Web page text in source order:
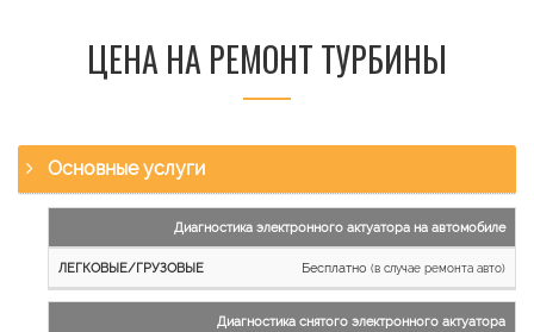
ЦЕНА НА РЕМОНТ ТУРБИНЫ
Основные услуги
работы
Легковые
и
Диагностика электронного актуатора на автомобиле
Бесплатно (в случае ремонта авто)
Диагностика снятого электронного актуатора